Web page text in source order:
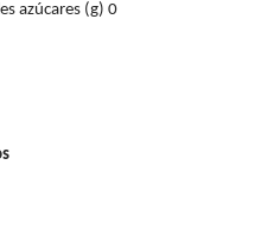
azúcares (g) 0